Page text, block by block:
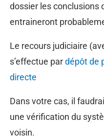
dossier les conclusions
entraineront
Le recours judiciaire
s’effectue pardépôt de
directe
Dans votre cas, il
une vérification du
voisin.